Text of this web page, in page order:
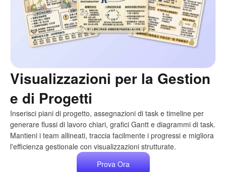
Visualizzazioni per la Gestion
e di Progetti
Inserisci piani di progetto, assegnazioni di task e timeline per
generare flussi di lavoro chiari, grafici Gantt e diagrammi di task.
Mantieni i team allineati, traccia facilmente i progressi e migliora
l'efficienza gestionale con visualizzazioni strutturate.
Prova Ora